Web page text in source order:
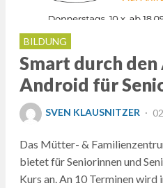
BILDUNG
Smart durch
Android für
SVEN KLAUSNITZER
Das Mütter- &
bietet für Seniorinnen und
Kurs an. An 10 Terminen wird